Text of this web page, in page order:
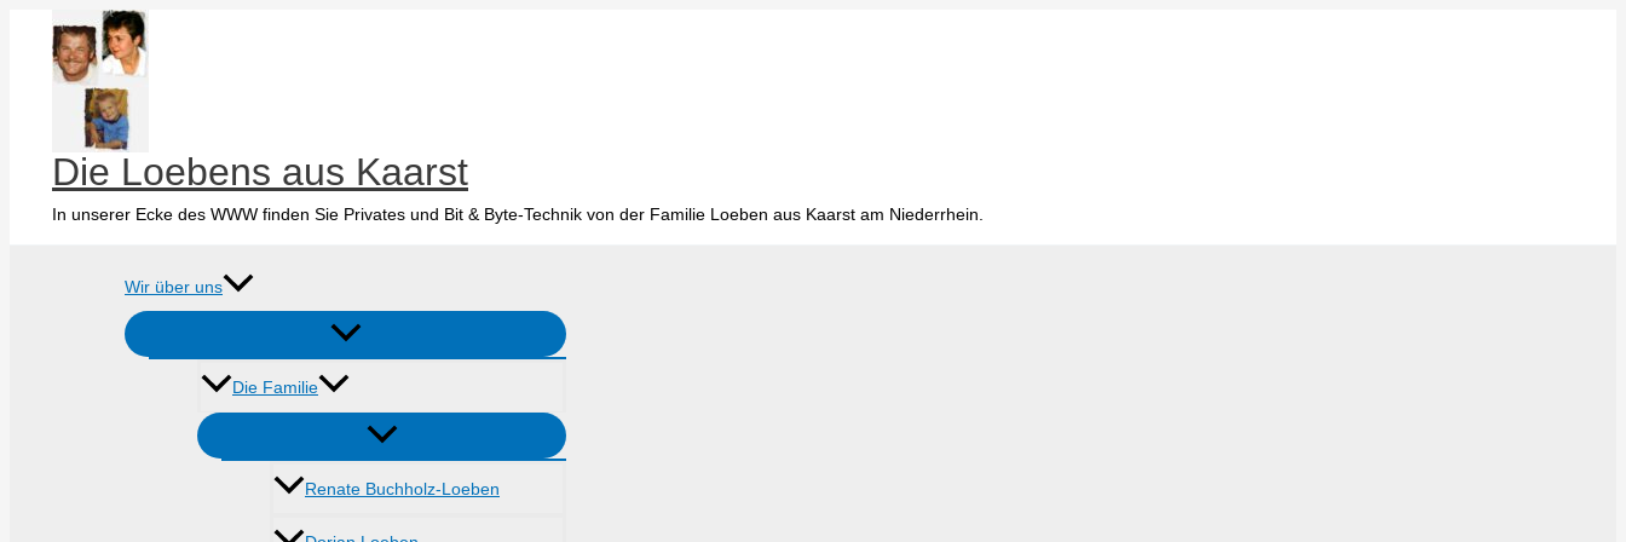
springen
Die Loebens aus Kaarst
In unserer Ecke des WWW finden Sie Privates und Bit & Byte-Technik von der Familie Loeben aus Kaarst am Niederrhein.
Wir über uns
Die Familie
Renate Buchholz-Loeben